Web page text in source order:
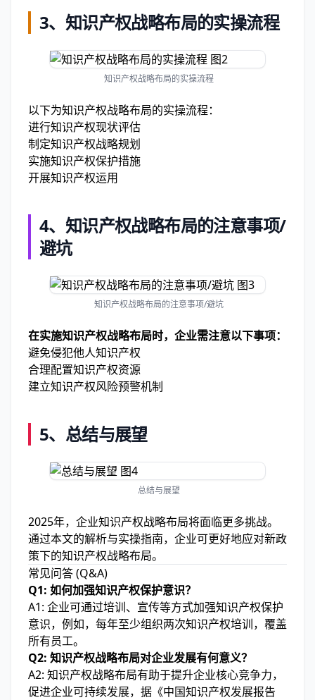
3、知识产权战略布局的实操流程
知识产权战略布局的实操流程
以下为知识产权战略布局的实操流程：
进行知识产权现状评估
制定知识产权战略规划
实施知识产权保护措施
开展知识产权运用
4、知识产权战略布局的注意事项/
避坑
知识产权战略布局的注意事项/避坑
在实施知识产权战略布局时，企业需注意以下事项：
避免侵犯他人知识产权
合理配置知识产权资源
建立知识产权风险预警机制
5、总结与展望
总结与展望
2025年，企业知识产权战略布局将面临更多挑战。
通过本文的解析与实操指南，企业可更好地应对新政
策下的知识产权战略布局。
常见问答 (Q&A)
Q1: 如何加强知识产权保护意识？
A1: 企业可通过培训、宣传等方式加强知识产权保护
意识，例如，每年至少组织两次知识产权培训，覆盖
所有员工。
Q2: 知识产权战略布局对企业发展有何意义？
A2: 知识产权战略布局有助于提升企业核心竞争力，
促进企业可持续发展，据《中国知识产权发展报告